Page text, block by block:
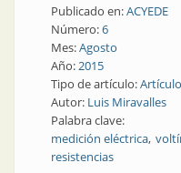
Publicado en:ACYEDE
Número:6
Mes:Agosto
Año:2015
Tipo de artículo:
Autor: Luis Miravalles
Palabra clave:
medición eléctrica
resistencias